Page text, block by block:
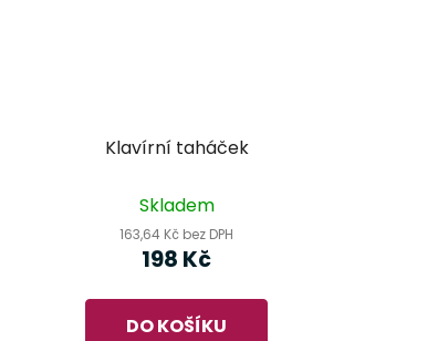
Klavírní taháček
Skladem
163,64 Kč bez DPH
198 Kč
DO KOŠÍKU